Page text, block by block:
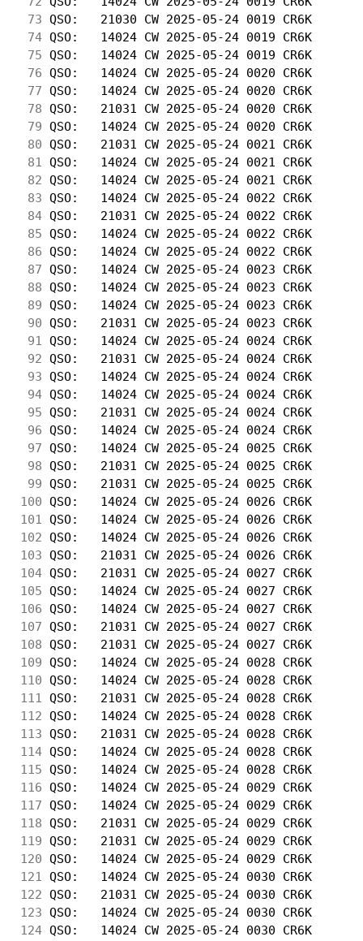
73 QSO:   21030 CW 2025-05-24 0019
74 QSO:   14024 CW 2025-05-24 0019
75 QSO:   14024 CW 2025-05-24 0019
76 QSO:   14024 CW 2025-05-24 0020
77 QSO:   14024 CW 2025-05-24 0020
78 QSO:   21031 CW 2025-05-24 0020
79 QSO:   14024 CW 2025-05-24 0020
80 QSO:   21031 CW 2025-05-24 0021
81
QSO:   14024 CW 2025-05-24 0021
82 QSO:   14024 CW 2025-05-24 0021
83 QSO:   14024 CW 2025-05-24 0022
84 QSO:   21031 CW 2025-05-24 0022
85 QSO:   14024 CW 2025-05-24 0022
86 QSO:   14024 CW 2025-05-24 0022
87 QSO:   14024 CW 2025-05-24 0023
88 QSO:   14024 CW 2025-05-24 0023
89 QSO:   14024 CW 2025-05-24 0023
90 QSO:   21031 CW 2025-05-24 0023
91
QSO:   14024 CW 2025-05-24 0024
92 QSO:   21031 CW 2025-05-24 0024
93 QSO:   14024 CW 2025-05-24 0024
94 QSO:   14024 CW 2025-05-24 0024
95 QSO:   21031 CW 2025-05-24 0024
96 QSO:   14024 CW 2025-05-24 0024
97 QSO:   14024 CW 2025-05-24 0025
98 QSO:   21031 CW 2025-05-24 0025
99 QSO:   21031 CW 2025-05-24 0025
100 QSO:   14024 CW 2025-05-24 0026
101
QSO:   14024 CW 2025-05-24 0026
102 QSO:   14024 CW 2025-05-24 0026
103 QSO:   21031 CW 2025-05-24 0026
104 QSO:   21031 CW 2025-05-24 0027
105 QSO:   14024 CW 2025-05-24 0027
106 QSO:   14024 CW 2025-05-24 0027
107 QSO:   21031 CW 2025-05-24 0027
108 QSO:   21031 CW 2025-05-24 0027
109 QSO:   14024 CW 2025-05-24 0028
110 QSO:   14024 CW 2025-05-24 0028
111
QSO:   21031 CW 2025-05-24 0028
112 QSO:   14024 CW 2025-05-24 0028
113 QSO:   21031 CW 2025-05-24 0028
114 QSO:   14024 CW 2025-05-24 0028
115 QSO:   14024 CW 2025-05-24 0028
116 QSO:   14024 CW 2025-05-24 0029
117 QSO:   14024 CW 2025-05-24 0029
118 QSO:   21031 CW 2025-05-24 0029
119 QSO:   21031 CW 2025-05-24 0029
120 QSO:   14024 CW 2025-05-24 0029
121
QSO:   14024 CW 2025-05-24 0030
122 QSO:   21031 CW 2025-05-24 0030
123 QSO:   14024 CW 2025-05-24 0030
124 QSO:   14024 CW 2025-05-24 0030